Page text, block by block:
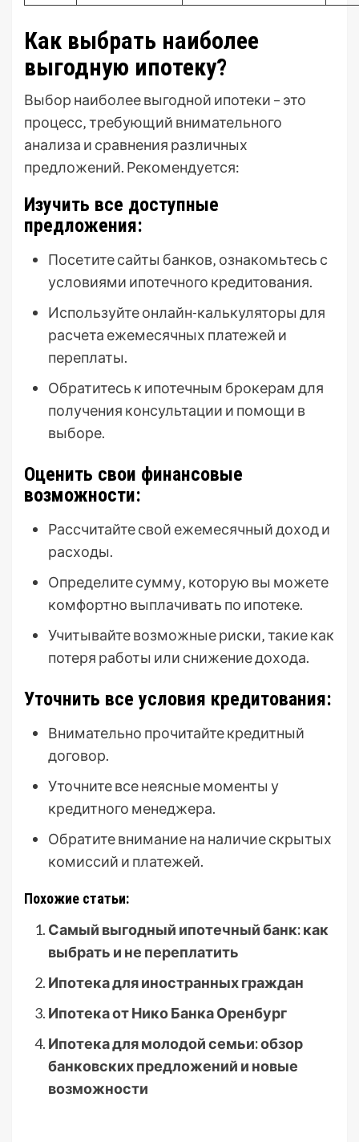
Как выбрать наиболее
выгодную ипотеку?
Выбор наиболее выгодной ипотеки – это
процесс‚ требующий внимательного
анализа и сравнения различных
предложений. Рекомендуется:
Изучить все доступные
предложения:
Посетите сайты банков‚ ознакомьтесь с
условиями ипотечного кредитования.
Используйте онлайн-калькуляторы для
расчета ежемесячных платежей и
переплаты.
Обратитесь к ипотечным брокерам для
получения консультации и помощи в
выборе.
Оценить свои финансовые
возможности:
Рассчитайте свой ежемесячный доход и
расходы.
Определите сумму‚ которую вы можете
комфортно выплачивать по ипотеке.
Учитывайте возможные риски‚ такие как
потеря работы или снижение дохода.
Уточнить все условия кредитования:
Внимательно прочитайте кредитный
договор.
Уточните все неясные моменты у
кредитного менеджера.
Обратите внимание на наличие скрытых
комиссий и платежей.
Похожие статьи:
Самый выгодный ипотечный банк: как
выбрать и не переплатить
Ипотека для иностранных граждан
Ипотека от Нико Банка Оренбург
Ипотека для молодой семьи: обзор
банковских предложений и новые
возможности